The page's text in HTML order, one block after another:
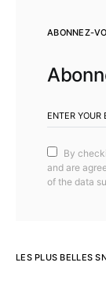
ABONNEZ-
By
and are
of the data
LES PLUS BELLES